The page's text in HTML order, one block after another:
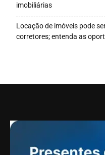
imobiliárias
Locação de imóveis pode
corretores; entenda as